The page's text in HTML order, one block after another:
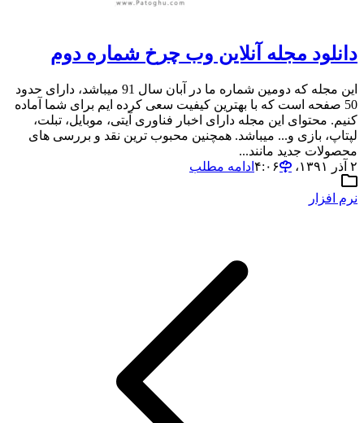
دانلود مجله آنلاین وب چرخ شماره دوم
این مجله که دومین شماره ما در آبان سال 91 میباشد، دارای حدود
50 صفحه است که با بهترین کیفیت سعی کرده ایم برای شما آماده
کنیم. محتوای این مجله دارای اخبار فناوری آیتی، موبایل، تبلت،
لپتاپ، بازی و... میباشد. همچنین محبوب ترین نقد و بررسی های
محصولات جدید مانند...
۲ آذر ۱۳۹۱،‏ ۴:۰۶
ادامه مطلب
نرم افزار